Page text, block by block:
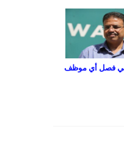
فصل أي موظف